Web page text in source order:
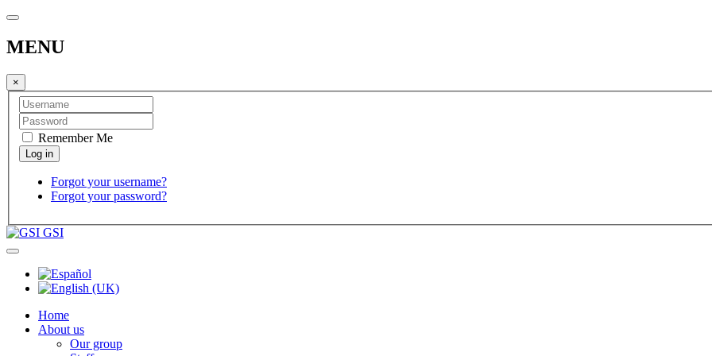
MENU
×
Remember Me
Forgot your username?
Forgot your password?
GSI
Home
About us
Our group